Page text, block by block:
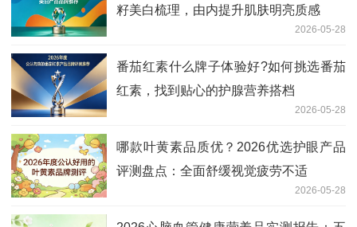
籽美白梳理，由内提升肌肤明亮质感
2026-05-28
番茄红素什么牌子体验好?如何挑选番茄
红素，找到贴心的护腺营养搭档
2026-05-28
哪款叶黄素品质优？2026优选护眼产品
评测盘点：全面舒缓视觉疲劳不适
2026-05-28